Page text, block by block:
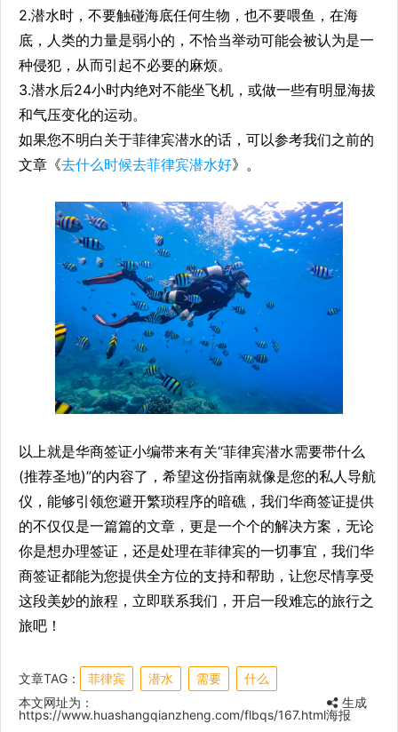
2.潜水时，不要触碰海底任何生物，也不要喂鱼，在海
底，人类的力量是弱小的，不恰当举动可能会被认为是一
种侵犯，从而引起不必要的麻烦。
3.潜水后24小时内绝对不能坐飞机，或做一些有明显海拔
和气压变化的运动。
如果您不明白关于菲律宾潜水的话，可以参考我们之前的
文章《去什么时候去菲律宾潜水好》。
以上就是华商签证小编带来有关“菲律宾潜水需要带什么
(推荐圣地)”的内容了，希望这份指南就像是您的私人导航
仪，能够引领您避开繁琐程序的暗礁，我们华商签证提供
的不仅仅是一篇篇的文章，更是一个个的解决方案，无论
你是想办理签证，还是处理在菲律宾的一切事宜，我们华
商签证都能为您提供全方位的支持和帮助，让您尽情享受
这段美妙的旅程，立即联系我们，开启一段难忘的旅行之
旅吧！
文章TAG： 菲律宾 潜水 需要
什么
本文网址为：
https://www.huashangqianzheng.com/flbqs/167.html
生成
海报